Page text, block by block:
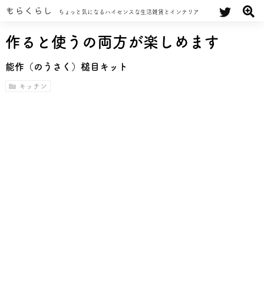
もらくらし ちょっと気になるハイセンスな生活雑貨とインテリア
作ると使うの両方が楽しめます
能作（のうさく）槌目キット
キッチン